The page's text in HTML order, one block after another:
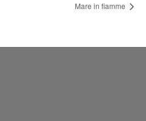
Mare in fiamme